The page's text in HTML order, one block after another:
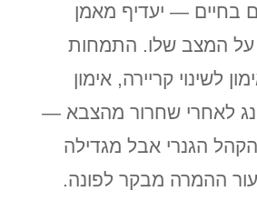
בחיים — יעדיף מאמן
על המצב שלו. התמחות
לשינוי קריירה, אימון
לאחרי שחרור מהצבא —
הגנרי אבל מגדילה
ההמרה מבקר לפונה.